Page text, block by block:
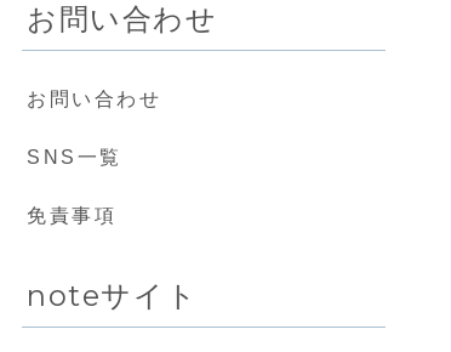
お問い合わせ
お問い合わせ
SNS一覧
免責事項
noteサイト